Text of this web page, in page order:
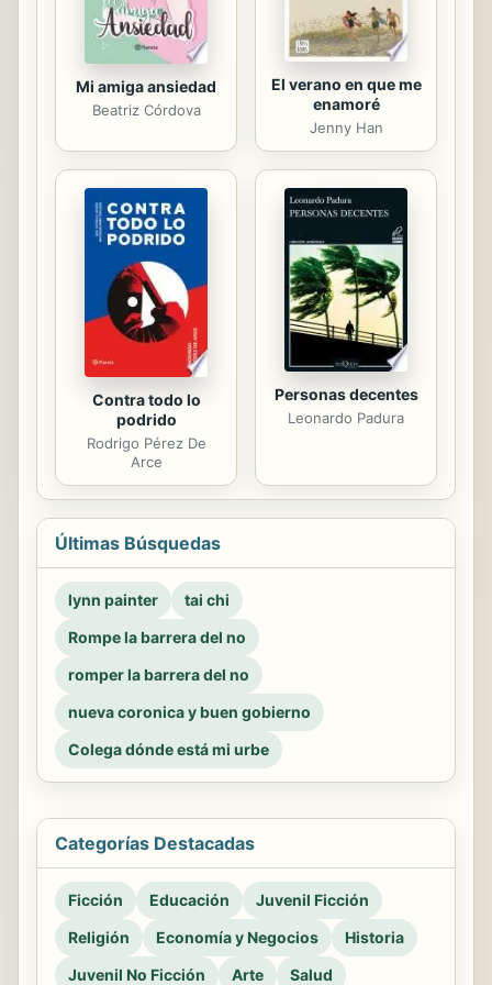
Mi amiga ansiedad
Beatriz Córdova
El verano en que me
enamoré
Jenny Han
Contra todo lo
podrido
Rodrigo Pérez De
Arce
Personas decentes
Leonardo Padura
Últimas Búsquedas
lynn painter
tai chi
Rompe la barrera del no
romper la barrera del no
nueva coronica y buen gobierno
Colega dónde está mi urbe
Categorías Destacadas
Ficción Educación
Juvenil Ficción
Religión
Economía y Negocios
Historia
Juvenil No Ficción
Arte Salud